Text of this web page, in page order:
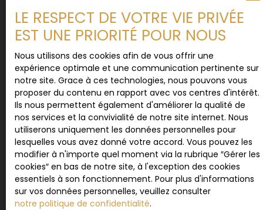
au démarchage téléphonique, prévu par l'article
L223-1 du code de la consommation, sur le site
Internet www.bloctel.gouv.fr ou par courrier
adressé à :
Société Worldline, Service Bloctel, CS 61311, 41013
BLOIS CEDEX.
Pour en savoir plus sur le traitement de vos
données personnelles, veuillez consulter notre
politique de confidentialité.
Recevoir des annonces
LE RESPECT DE VOTRE VIE PRIVÉE
EST UNE PRIORITÉ POUR NOUS
Nous utilisons des cookies afin de vous offrir une
expérience optimale et une communication pertinente sur
notre site. Grace à ces technologies, nous pouvons vous
proposer du contenu en rapport avec vos centres d'intérêt.
Ils nous permettent également d'améliorer la qualité de
nos services et la convivialité de notre site internet. Nous
utiliserons uniquement les données personnelles pour
lesquelles vous avez donné votre accord. Vous pouvez les
modifier à n'importe quel moment via la rubrique ″Gérer les
cookies″ en bas de notre site, à l'exception des cookies
essentiels à son fonctionnement. Pour plus d'informations
sur vos données personnelles, veuillez consulter
notre politique de confidentialité.